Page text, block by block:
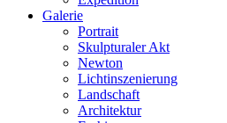
Galerie
Portrait
Skulpturaler Akt
Newton
Lichtinszenierung
Landschaft
Architektur